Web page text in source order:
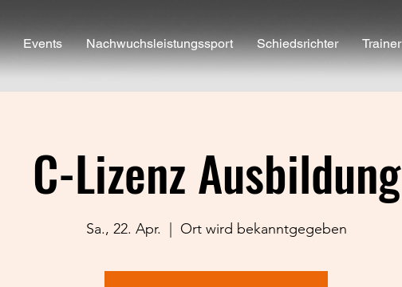
Events Nachwuchsleistungssport Schiedsrichter Trainer
C-Lizenz Ausbildung
Sa., 22. Apr. Ort wird bekanntgegeben